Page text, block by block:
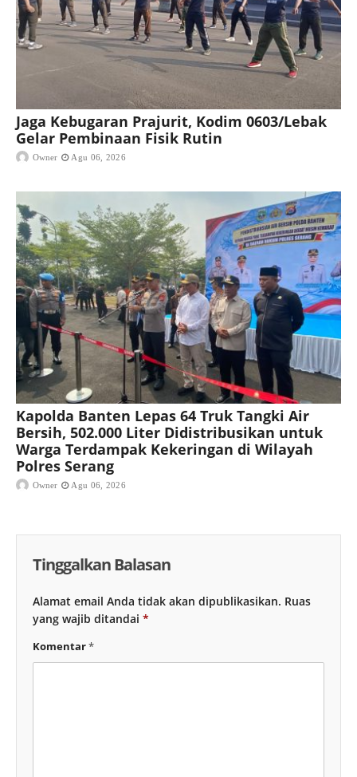
Jaga Kebugaran Prajurit, Kodim 0603/Lebak
Gelar Pembinaan Fisik Rutin
Owner Agu 06, 2026
Kapolda Banten Lepas 64 Truk Tangki Air
Bersih, 502.000 Liter Didistribusikan untuk
Warga Terdampak Kekeringan di Wilayah
Polres Serang
Owner Agu 06, 2026
Tinggalkan Balasan
Alamat email Anda tidak akan dipublikasikan. Ruas
yang wajib ditandai *
Komentar*